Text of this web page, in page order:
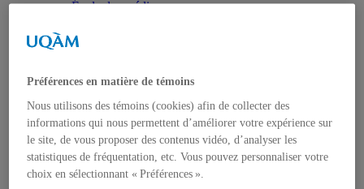
École des médias
Département de didactique
Département de didactique des langues
Département d'éducation et pédagogie
Département de finance
Département de management
Département de marketing
Département de stratégie, responsabilité sociale et
environnementale
Département des sciences comptables
Préférences en matière de témoins
Nous utilisons des témoins (cookies) afin de collecter des
informations qui nous permettent d’améliorer votre expérience sur
le site, de vous proposer des contenus vidéo, d’analyser les
statistiques de fréquentation, etc. Vous pouvez personnaliser votre
choix en sélectionnant « Préférences ».